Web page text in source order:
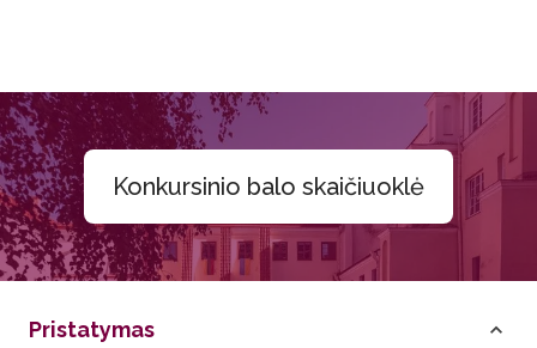
Konkursinio balo skaičiuoklė
Pristatymas